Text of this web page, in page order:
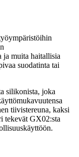
ja muita haitallisia
suodatinta tai
silikonista, joka
tiivistereuna, kaksi
tekevät GX02:sta